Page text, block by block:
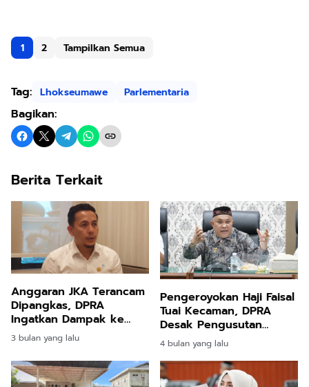
1 2 Tampilkan Semua
Tag: Lhokseumawe Parlementaria
Bagikan:
Berita Terkait
Anggaran JKA Terancam
Dipangkas, DPRA
Ingatkan Dampak ke
Layanan Kesehatan
3 bulan yang lalu
Pengeroyokan Haji Faisal
Tuai Kecaman, DPRA
Desak Pengusutan
Transparan
4 bulan yang lalu